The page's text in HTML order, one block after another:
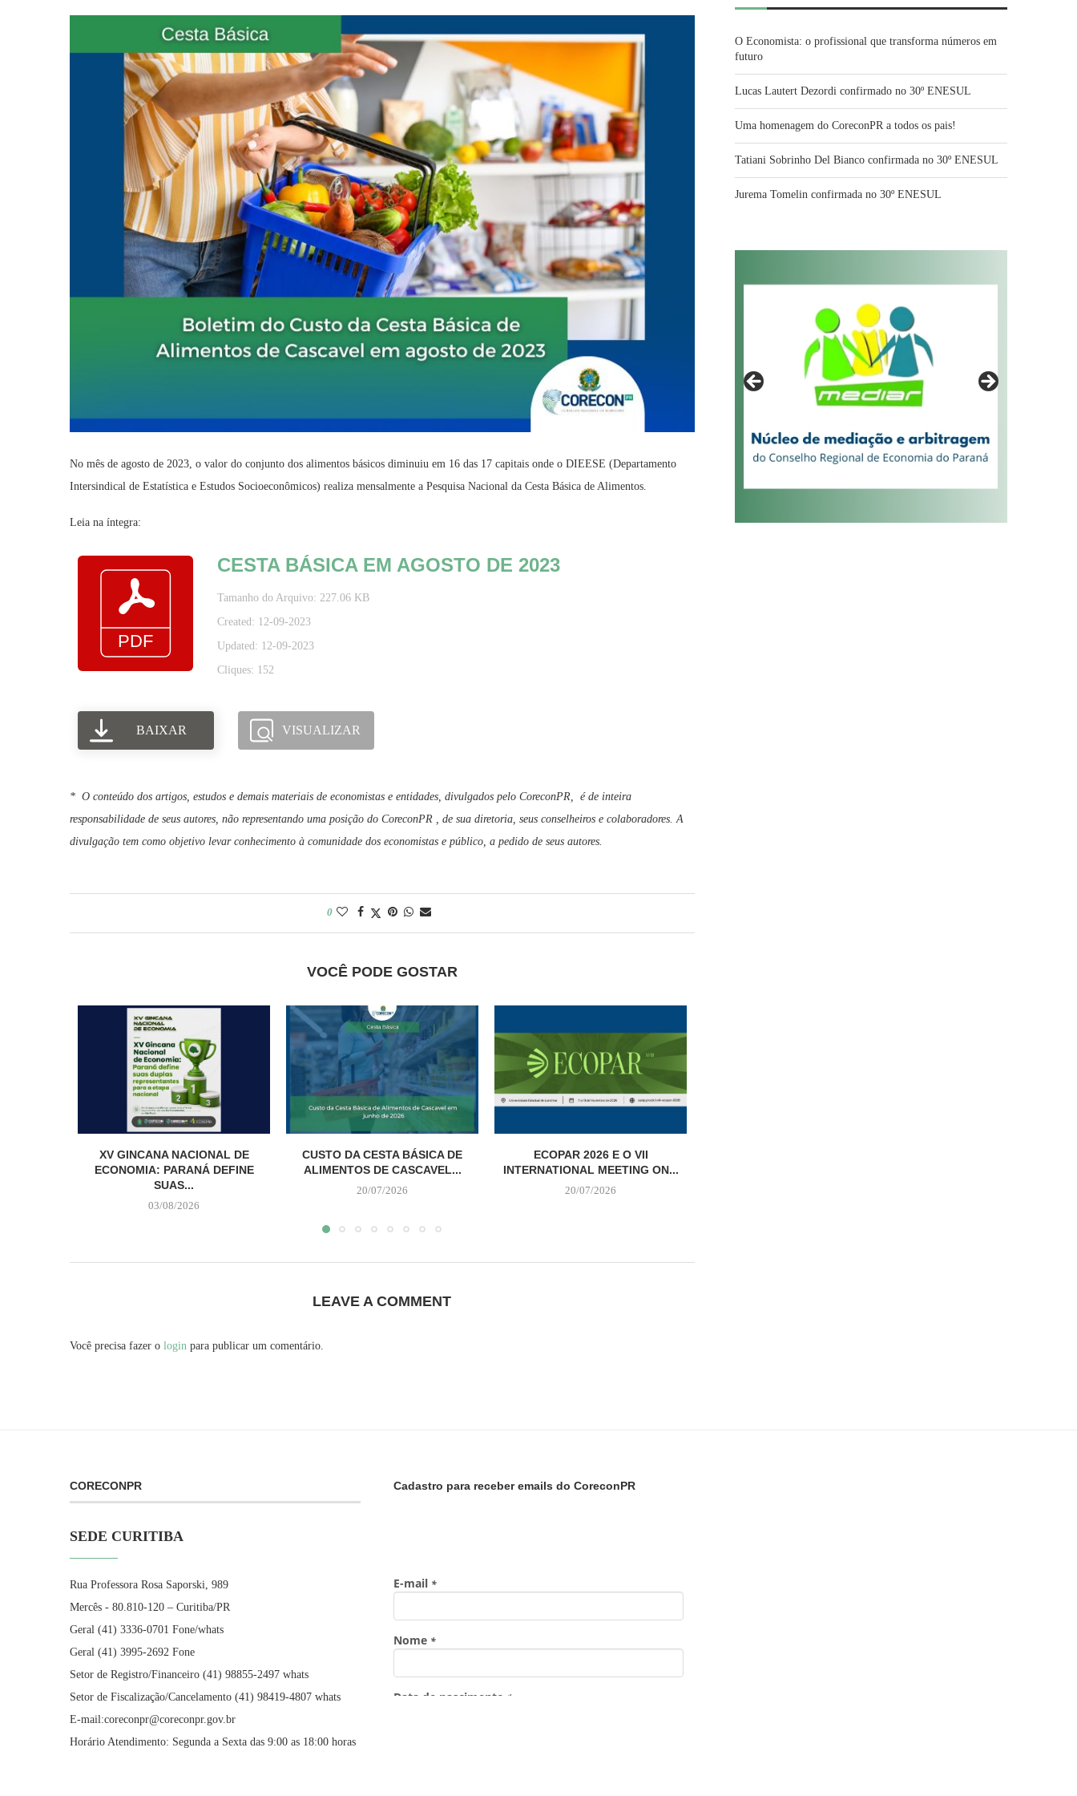
No mês de agosto de 2023, o valor do conjunto dos alimentos básicos diminuiu em 16 das 17 capitais onde o DIEESE (Departamento
Intersindical de Estatística e Estudos Socioeconômicos) realiza mensalmente a Pesquisa Nacional da Cesta Básica de Alimentos.
Leia na íntegra:
CESTA BÁSICA EM AGOSTO DE 2023
Tamanho do Arquivo: 227.06 KB
Created: 12-09-2023
Updated: 12-09-2023
Cliques: 152
BAIXAR VISUALIZAR
* O conteúdo dos artigos, estudos e demais materiais de economistas e entidades, divulgados pelo CoreconPR, é de inteira
responsabilidade de seus autores, não representando uma posição do CoreconPR , de sua diretoria, seus conselheiros e colaboradores. A
divulgação tem como objetivo levar conhecimento à comunidade dos economistas e público, a pedido de seus autores.
0
VOCÊ PODE GOSTAR
XV GINCANA NACIONAL DE
ECONOMIA: PARANÁ DEFINE
SUAS...
03/08/2026
CUSTO DA CESTA BÁSICA DE
ALIMENTOS DE CASCAVEL...
20/07/2026
ECOPAR 2026 E O VII
INTERNATIONAL MEETING ON...
20/07/2026
LEAVE A COMMENT
Você precisa fazer o login para publicar um comentário.
O Economista: o profissional que transforma números em
futuro
Lucas Lautert Dezordi confirmado no 30º ENESUL
Uma homenagem do CoreconPR a todos os pais!
Tatiani Sobrinho Del Bianco confirmada no 30º ENESUL
Jurema Tomelin confirmada no 30º ENESUL
CORECONPR
SEDE CURITIBA
Rua Professora Rosa Saporski, 989
Mercês - 80.810-120 – Curitiba/PR
Geral (41) 3336-0701 Fone/whats
Geral (41) 3995-2692 Fone
Setor de Registro/Financeiro (41) 98855-2497 whats
Setor de Fiscalização/Cancelamento (41) 98419-4807 whats
E-mail:coreconpr@coreconpr.gov.br
Horário Atendimento: Segunda a Sexta das 9:00 as 18:00 horas
Cadastro para receber emails do CoreconPR